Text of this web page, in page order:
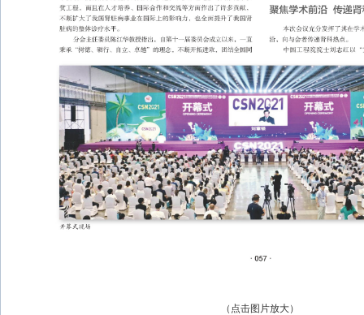
（点击图片放大）